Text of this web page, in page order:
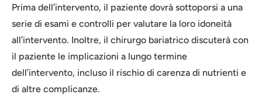
Prima dell’intervento, il paziente dovrà sottoporsi a una
serie di esami e controlli per valutare la loro idoneità
all’intervento. Inoltre, il chirurgo bariatrico discuterà con
il paziente le implicazioni a lungo termine
dell’intervento, incluso il rischio di carenza di nutrienti e
di altre complicanze.